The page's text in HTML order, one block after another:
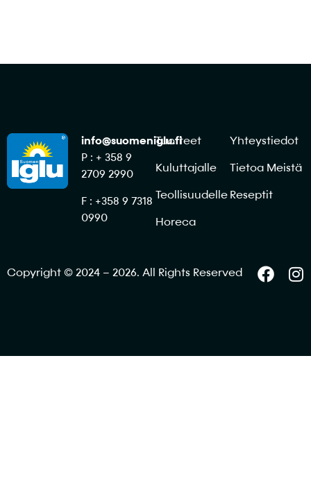
info@suomeniglu.fi
P : + 358 9
2709 2990
F : +358 9 7318
0990
Tuotteet
Kuluttajalle
Teollisuudelle
Horeca
Yhteystiedot
Tietoa Meistä
Reseptit
Copyright © 2024 – 2026. All Rights Reserved